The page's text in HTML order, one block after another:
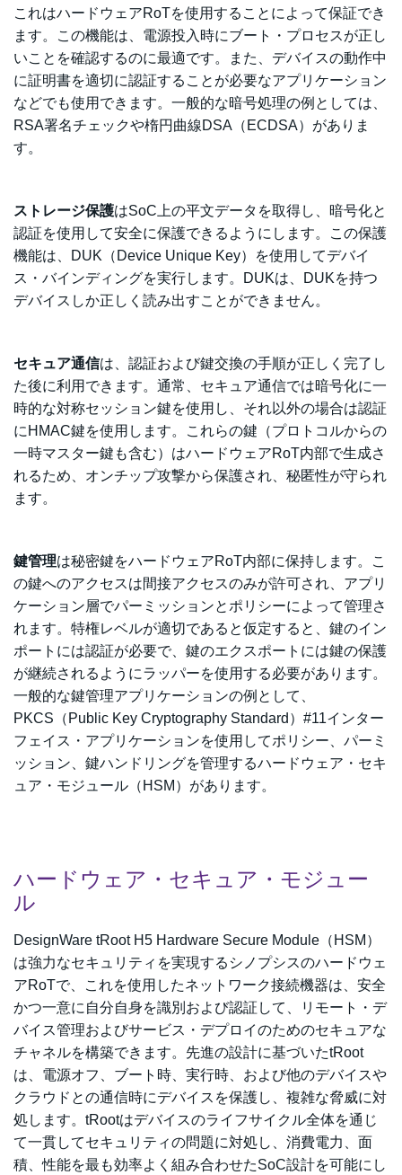
これはハードウェアRoTを使用することによって保証でき
ます。この機能は、電源投入時にブート・プロセスが正し
いことを確認するのに最適です。また、デバイスの動作中
に証明書を適切に認証することが必要なアプリケーション
などでも使用できます。一般的な暗号処理の例としては、
RSA署名チェックや楕円曲線DSA（ECDSA）がありま
す。
ストレージ保護はSoC上の平文データを取得し、暗号化と
認証を使用して安全に保護できるようにします。この保護
機能は、DUK（ Device Unique Key）を使用してデバイ
ス・バインディングを実行します。DUKは、DUKを持つ
デバイスしか正しく読み出すことができません。
セキュア通信は、認証および鍵交換の手順が正しく完了し
た後に利用できます。通常、セキュア通信では暗号化に一
時的な対称セッション鍵を使用し、それ以外の場合は認証
にHMAC鍵を使用します。これらの鍵（プロトコルからの
一時マスター鍵も含む）はハードウェアRoT内部で生成さ
れるため、オンチップ攻撃から保護され、秘匿性が守られ
ます。
鍵管理は秘密鍵をハードウェアRoT内部に保持します。こ
の鍵へのアクセスは間接アクセスのみが許可され、アプリ
ケーション層でパーミッションとポリシーによって管理さ
れます。特権レベルが適切であると仮定すると、鍵のイン
ポートには認証が必要で、鍵のエクスポートには鍵の保護
が継続されるようにラッパーを使用する必要があります。
一般的な鍵管理アプリケーションの例として、
PKCS（Public Key Cryptography Standard）#11インター
フェイス・アプリケーションを使用してポリシー、パーミ
ッション、 鍵ハンドリングを管理するハードウェア・セキ
ュア・モジュール（HSM）があります。
ハードウェア・セキュア・モジュー
ル
DesignWare tRoot H5 Hardware Secure Module（HSM）
は強力なセキュリティを実現するシノプシスのハードウェ
アRoTで、これを使用したネットワーク接続機器は、安全
かつ一意に自分自身を識別および認証して、リモート・デ
バイス管理およびサービス・デプロイのためのセキュアな
チャネルを構築できます。先進の設計に基づいたtRoot
は、電源オフ、ブート時、実行時、および他のデバイスや
クラウドとの通信時にデバイスを保護し、複雑な脅威に対
処します。tRootはデバイスのライフサイクル全体を通じ
て一貫してセキュリティの問題に対処し、消費電力、面
積、性能を最も効率よく組み合わせたSoC設計を可能にし